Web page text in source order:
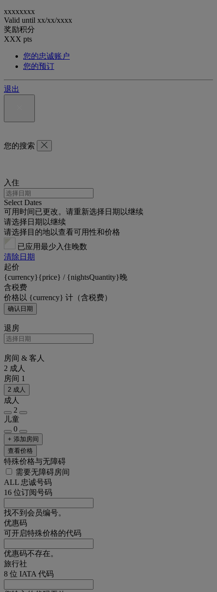
xxxxxxxx
Valid until xx/xx/xxxx
奖励积分
XXX pts
您的忠诚账户
您的预订
退出
您的搜索
入住
Select Dates
可用时间已更改。请重新选择日期以继续
请选择日期以继续
请选择目的地以查看可用性和价格
已应用最少入住晚数
清除日期
起价
{currency}{price} / {nightsQuantity}晚
含税费
价格以 {currency} 计（含税费）
确认日期
退房
房间 & 客人
2 成人
房间 1
2 成人
成人
2
儿童
0
+ 添加房间
查看价格
特殊价格与无障碍
需要无障碍房间
ALL 忠诚号码
16 位订阅号码
找不到会员编号。
优惠码
可开启特殊价格的代码
优惠码不存在。
旅行社
8 位 IATA 代码